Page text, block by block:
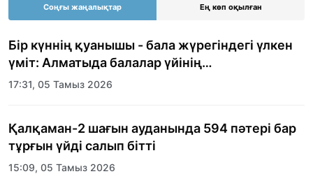
Соңғы жаңалықтар Ең көп оқылған
Бір күннің қуанышы - бала жүрегіндегі үлкен
үміт: Алматыда балалар үйінің
тәрбиеленушілеріне мерекелік күн
17:31, 05 Тамыз 2026
Қалқаман-2 шағын ауданында 594 пәтері бар
тұрғын үйді салып бітті
15:09, 05 Тамыз 2026